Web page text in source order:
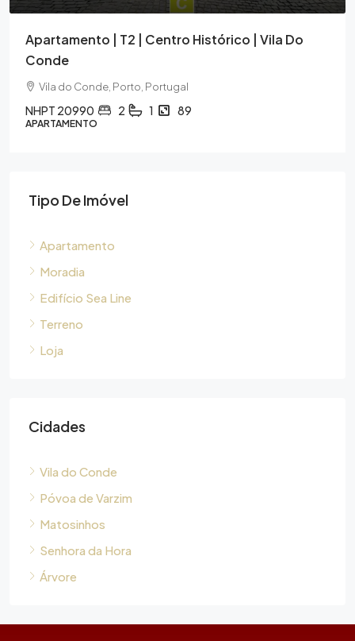
Apartamento T2 | Trofa | Centro
Trofa, Porto, Portugal
NHPT 20986 2 2 113
Moradia
Edifício Sea Line
Terreno
Loja
Póvoa de Varzim
Matosinhos
Senhora da Hora
Árvore